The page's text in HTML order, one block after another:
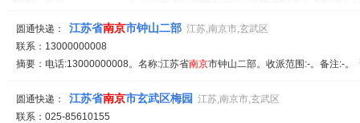
圆通快递： 江苏省南京市钟山二部 江苏,南京市,玄武区
联系：13000000008
摘要：电话:13000000008。名称:江苏省南京市钟山二部。收派范围:-。备注:-。
圆通快递： 江苏省南京市玄武区梅园 江苏,南京市,玄武区
联系：025-85610155